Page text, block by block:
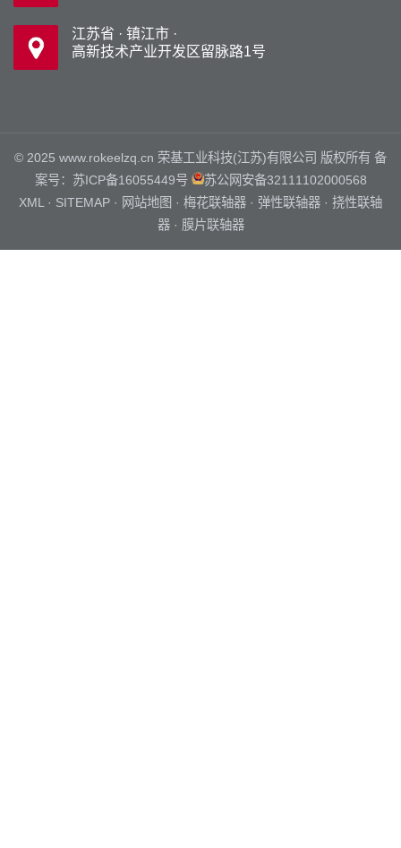
江苏省 · 镇江市 ·
高新技术产业开发区留脉路1号
© 2025 www.rokeelzq.cn 荣基工业科技(江苏)有限公司 版权所有 备
案号： 苏ICP备16055449号
苏公网安备32111102000568
XML · SITEMAP · 网站地图 · 梅花联轴器 · 弹性联轴器 · 挠性联轴
器 · 膜片联轴器